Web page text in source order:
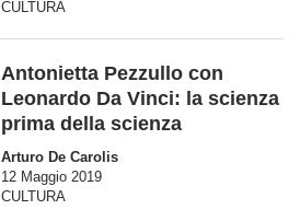
CULTURA
Antonietta Pezzullo con
Leonardo Da Vinci: la scienza
prima della scienza
Arturo De Carolis
12 Maggio 2019
CULTURA